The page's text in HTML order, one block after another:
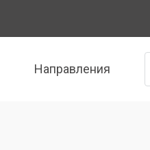
Направления